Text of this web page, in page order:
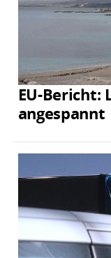
EU-Bericht:
angespannt